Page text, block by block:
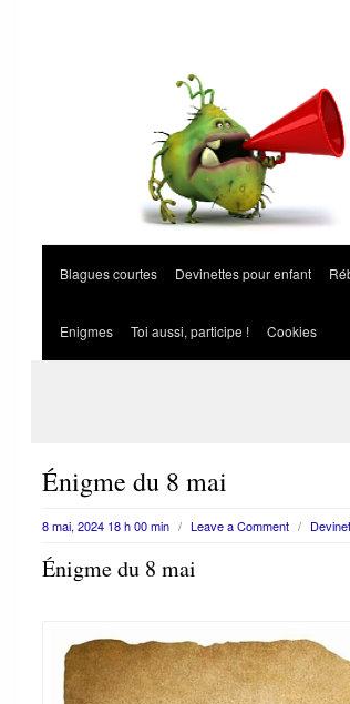
Blagues courtes Devinettes pour enfant
Enigmes Toi aussi, participe ! Cookies
Énigme du 8 mai
8 mai, 2024 18 h 00 min / Leave a Comment /
Énigme du 8 mai